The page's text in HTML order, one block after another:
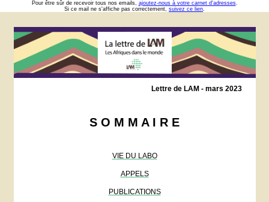
Pour être sûr de recevoir tous nos emails, ajoutez-nous à votre carnet d'adresses.
Si ce mail ne s'affiche pas correctement, suivez ce lien.
Lettre de LAM - mars 2023
S O M M A I R E
VIE DU LABO
APPELS
PUBLICATIONS